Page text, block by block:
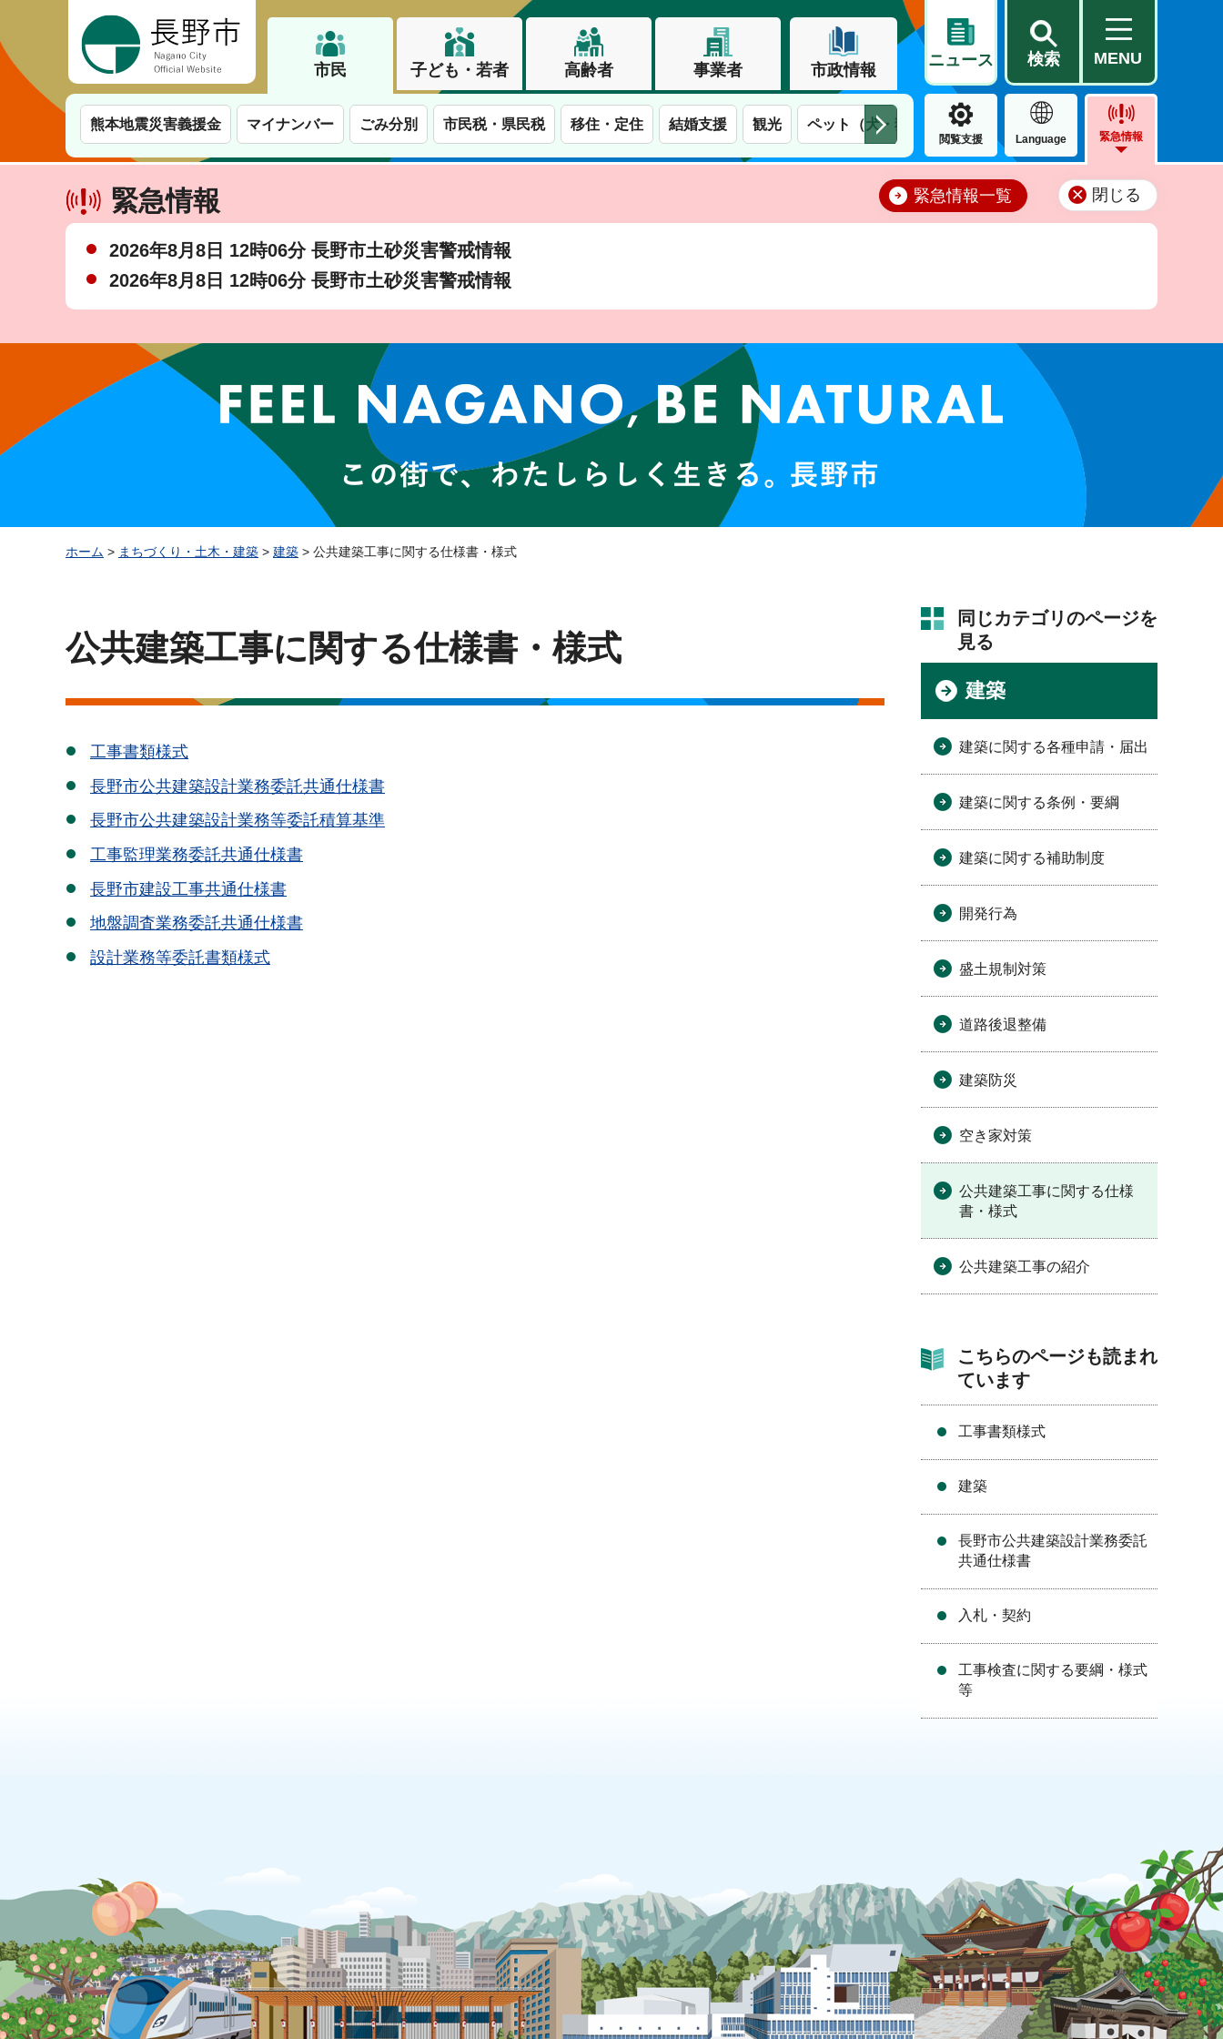
市民 子ども・若者 高齢者 事業者 市政情報
ニュース 検索 MENU
熊本地震災害義援金 マイナンバー ごみ分別 市民税・県民税 移住・定住 結婚支援 観光 ペット（犬・猫） 住民票・戸籍 公営住宅
閲覧支援 Language 緊急情報
緊急情報
2026年8月8日 12時06分 長野市土砂災害警戒情報
2026年8月8日 12時06分 長野市土砂災害警戒情報
緊急情報一覧 閉じる
この街で、わたしらしく生きる。長野市
ホーム > まちづくり・土木・建築 > 建築 > 公共建築工事に関する仕様書・様式
公共建築工事に関する仕様書・様式
工事書類様式
長野市公共建築設計業務委託共通仕様書
長野市公共建築設計業務等委託積算基準
工事監理業務委託共通仕様書
長野市建設工事共通仕様書
地盤調査業務委託共通仕様書
設計業務等委託書類様式
同じカテゴリのページを
見る
建築
建築に関する各種申請・届出
建築に関する条例・要綱
建築に関する補助制度
開発行為
盛土規制対策
道路後退整備
建築防災
空き家対策
公共建築工事に関する仕様
書・様式
公共建築工事の紹介
こちらのページも読まれ
ています
工事書類様式
建築
長野市公共建築設計業務委託
共通仕様書
入札・契約
工事検査に関する要綱・様式
等